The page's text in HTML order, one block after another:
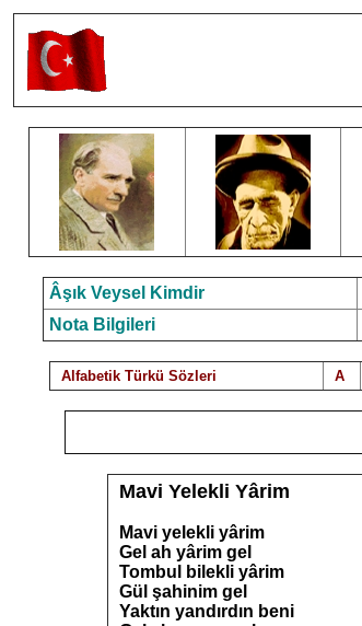
Âşık Veysel Kimdir
Nota Bilgileri
Alfabetik Türkü Sözleri A
Mavi Yelekli Yârim
Mavi yelekli yârim
Gel ah yârim gel
Tombul bilekli yârim
Gül şahinim gel
Yaktın yandırdın beni